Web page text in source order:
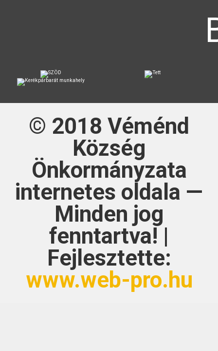
© 2018 Véménd
Község
Önkormányzata
internetes oldala —
Minden jog
fenntartva! |
Fejlesztette:
www.web-pro.hu